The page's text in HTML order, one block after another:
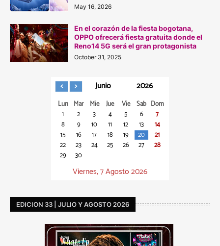
May 16, 2026
En el corazón de la fiesta bogotana,
OPPO ofrecerá fiesta gratuita donde el
Reno14 5G será el gran protagonista
October 31, 2025
Junio 2026
Lun Mar Mie Jue Vie Sab Dom
1
2 3 4 5 6
7
8
9 10 11 12 13
14
15
16 17 18 19 20
21
22
23 24 25 26 27
28
29
30
Viernes, 7 Agosto 2026
EDICION 33 | JULIO Y AGOSTO 2026